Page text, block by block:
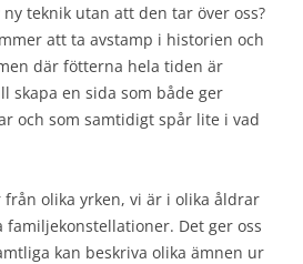
teknik utan att den tar över oss?
att ta avstamp i historien och
där fötterna hela tiden är
skapa en sida som både ger
och som samtidigt spår lite i vad
från olika yrken, vi är i olika åldrar
familjekonstellationer. Det ger oss
kan beskriva olika ämnen ur